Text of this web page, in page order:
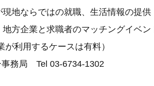
らではの就職、生活情報の提供
業と求職者のマッチングイベン
利用するケースは有料）
務局 Tel 03‐6734‐1302